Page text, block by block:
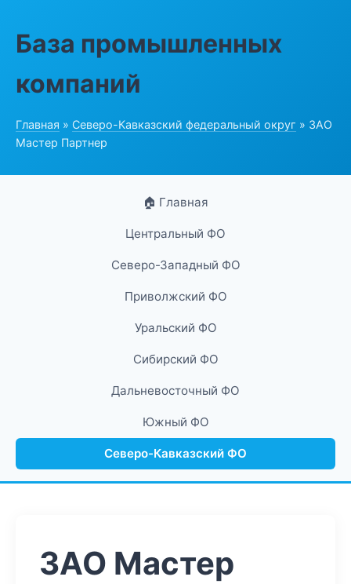
База промышленных
компаний
Главная » Северо-Кавказский федеральный округ » ЗАО
Мастер Партнер
🏠 Главная
Центральный ФО
Северо-Западный ФО
Приволжский ФО
Уральский ФО
Сибирский ФО
Дальневосточный ФО
Южный ФО
Северо-Кавказский ФО
ЗАО Мастер